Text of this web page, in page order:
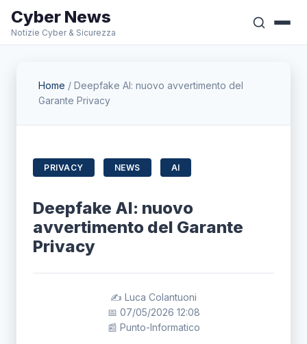
Cyber News
Notizie Cyber & Sicurezza
Home / Deepfake AI: nuovo avvertimento del
Garante Privacy
PRIVACY NEWS AI
Deepfake AI: nuovo
avvertimento del Garante
Privacy
✍️ Luca Colantuoni
📅 07/05/2026 12:08
📰 Punto-Informatico